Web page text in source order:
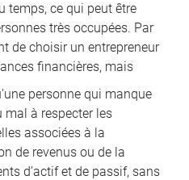
temps, ce qui peut être
très occupées. Par
de choisir un entrepreneur
financières, mais
personne qui manque
à respecter les
associées à la
de revenus ou de la
d’actif et de passif, sans